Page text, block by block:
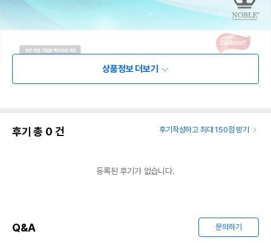
상품정보 더보기
후기 총 0 건 후기작성하고 최대 150점 받기
등록된 후기가 없습니다.
Q&A 문의하기